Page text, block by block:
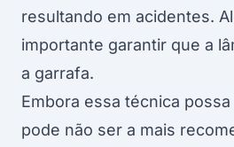
resultando em acidentes.
importante garantir que a
a garrafa.
Embora essa técnica
pode não ser a mais